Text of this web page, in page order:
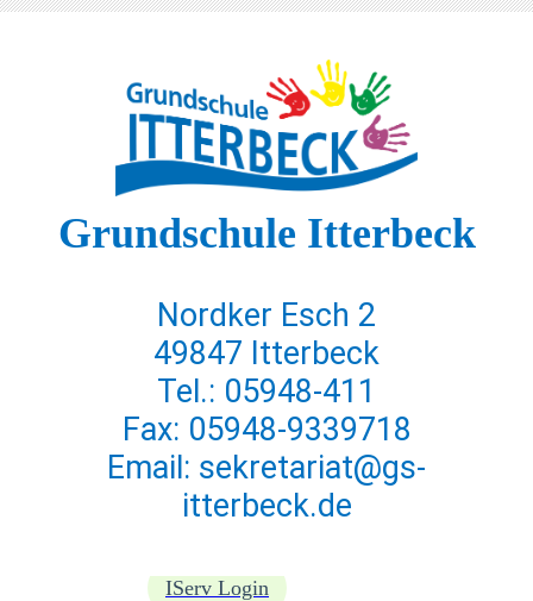
Grundschule Itterbeck
Nordker Esch 2
49847 Itterbeck
Tel.: 05948-411
Fax: 05948-9339718
Email: sekretariat@gs-
itterbeck.de
IServ Login